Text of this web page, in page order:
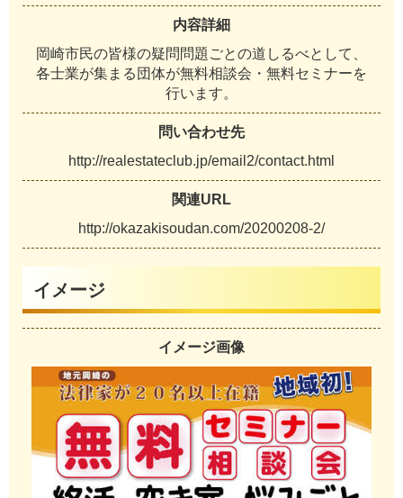
内容詳細
岡崎市民の皆様の疑問 問題 ごとの道 し るべと して
各士業が集ま る 団体が無料相談会 ・ 無料セ ミ ナーを
行い ま す。
問い合わせ先
http://rea estatec ub.jp/emai 2/contact.htm
関連URL
http://okazakisoudan.com/20200208-2/
イメージ
イメージ画像